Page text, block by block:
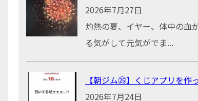
2026年7月27日
灼熱の夏、イヤー、体中の血
る気がして元気がでま...
【朝ジム㉕】くじアプリを作
2026年7月24日